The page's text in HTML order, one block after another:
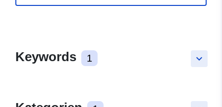
keyboard_arrow_down
Keywords 1